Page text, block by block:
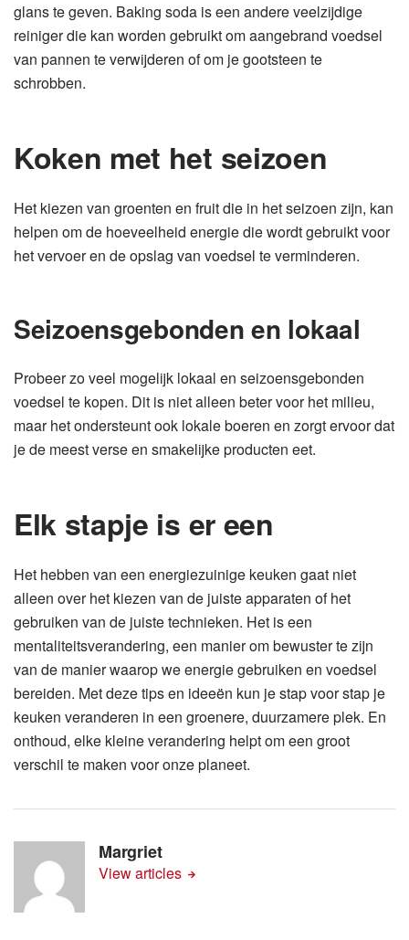
glans te geven. Baking soda is een andere veelzijdige
reiniger die kan worden gebruikt om aangebrand voedsel
van pannen te verwijderen of om je gootsteen te
schrobben.
Koken met het seizoen
Het kiezen van groenten en fruit die in het seizoen zijn, kan
helpen om de hoeveelheid energie die wordt gebruikt voor
het vervoer en de opslag van voedsel te verminderen.
Seizoensgebonden en lokaal
Probeer zo veel mogelijk lokaal en seizoensgebonden
voedsel te kopen. Dit is niet alleen beter voor het milieu,
maar het ondersteunt ook lokale boeren en zorgt ervoor dat
je de meest verse en smakelijke producten eet.
Elk stapje is er een
Het hebben van een energiezuinige keuken gaat niet
alleen over het kiezen van de juiste apparaten of het
gebruiken van de juiste technieken. Het is een
mentaliteitsverandering, een manier om bewuster te zijn
van de manier waarop we energie gebruiken en voedsel
bereiden. Met deze tips en ideeën kun je stap voor stap je
keuken veranderen in een groenere, duurzamere plek. En
onthoud, elke kleine verandering helpt om een groot
verschil te maken voor onze planeet.
Margriet
View articles